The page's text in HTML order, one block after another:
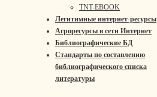
TNT-EBOOK
Легитимные интернет-ресурсы
Агроресурсы в сети Интернет
Библиографические БД
Стандарты по составлению
библиографического списка
литературы